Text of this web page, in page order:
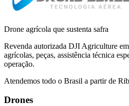
Drone agrícola que sustenta safra
Revenda autorizada DJI Agriculture
agrícolas, peças, assistência técnica
operação.
Atendemos todo o Brasil a partir de
Drones